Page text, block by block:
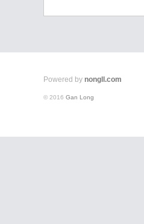
Powered by nongll.com
© 2016 Gan Long